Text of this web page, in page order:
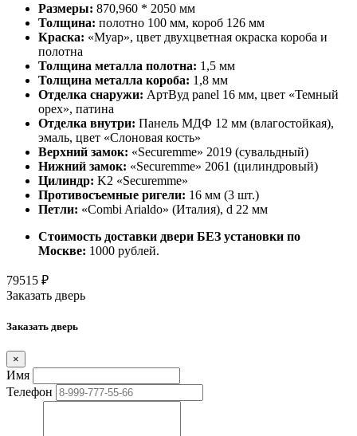
Размеры: 870,960 * 2050 мм
Толщина: полотно 100 мм, короб 126 мм
Краска: «Муар», цвет двухцветная окраска короба и
полотна
Толщина металла полотна: 1,5 мм
Толщина металла короба: 1,8 мм
Отделка снаружи: АртВуд panel 16 мм, цвет «Темный
орех», патина
Отделка внутри: Панель МДФ 12 мм (влагостойкая),
эмаль, цвет «Слоновая кость»
Верхний замок: «Securemme» 2019 (сувальдный)
Нижний замок: «Securemme» 2061 (цилиндровый)
Цилиндр: K2 «Securemme»
Противосъемные ригели: 16 мм (3 шт.)
Петли: «Combi Arialdo» (Италия), d 22 мм
Стоимость доставки двери БЕЗ установки по
Москве: 1000 рублей.
79515 ₽
Заказать дверь
Заказать дверь
×
Имя
Телефон